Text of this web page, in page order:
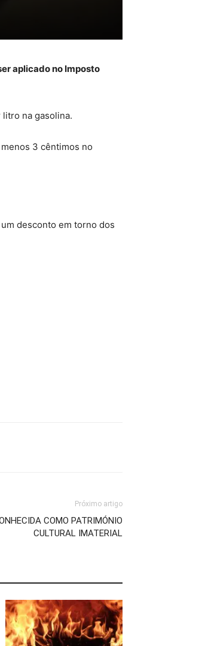
aplicado no Imposto
na gasolina.
3 cêntimos no
desconto em torno dos
Próximo artigo
COMO PATRIMÓNIO
CULTURAL IMATERIAL